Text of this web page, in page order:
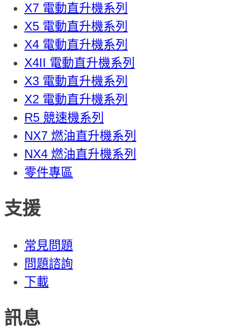
X7 電動直升機系列
X5 電動直升機系列
X4 電動直升機系列
X4II 電動直升機系列
X3 電動直升機系列
X2 電動直升機系列
R5 競速機系列
NX7 燃油直升機系列
NX4 燃油直升機系列
零件專區
支援
常見問題
問題諮詢
下載
訊息